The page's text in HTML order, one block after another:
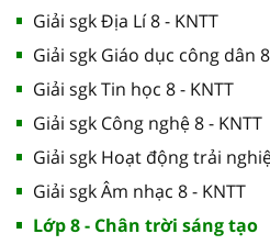
Giải sgk Địa Lí 8 - KNTT
Giải sgk Giáo dục công dân
Giải sgk Tin học 8 - KNTT
Giải sgk Công nghệ 8 - KNTT
Giải sgk Hoạt động trải
Giải sgk Âm nhạc 8 - KNTT
Lớp 8 - Chân trời sáng tạo